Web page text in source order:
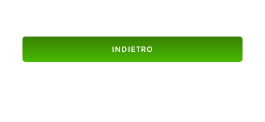
INDIETRO